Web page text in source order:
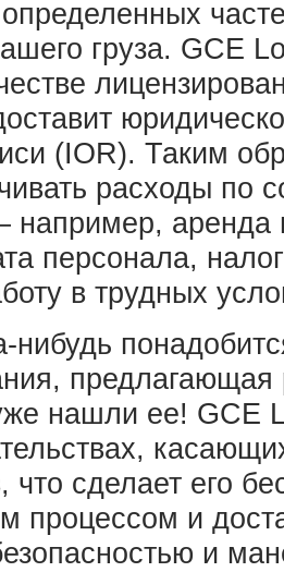
груза. GCE
(IOR). Таким
расходы по
например, аренда
персонала,
в трудных
нибудь
нашли ее! GCE
что сделает его
процессом и
и